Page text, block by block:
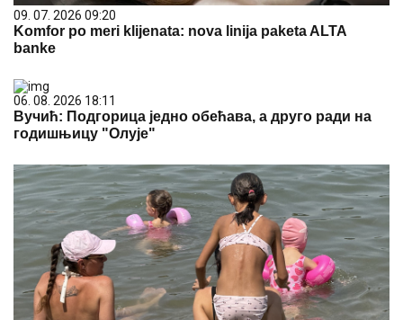
09. 07. 2026 09:20
Komfor po meri klijenata: nova linija paketa ALTA
banke
06. 08. 2026 18:11
Вучић: Подгорица једно обећава, а друго ради на
годишњицу "Олује"